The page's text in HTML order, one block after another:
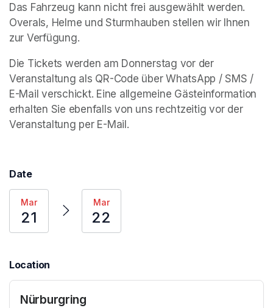
Das Fahrzeug kann nicht frei ausgewählt werden.
Overals, Helme und Sturmhauben stellen wir Ihnen
zur Verfügung.
Die Tickets werden am Donnerstag vor der
Veranstaltung als QR-Code über WhatsApp / SMS /
E-Mail verschickt. Eine allgemeine Gästeinformation
erhalten Sie ebenfalls von uns rechtzeitig vor der
Veranstaltung per E-Mail.
Date
Mar
21
Mar
22
Location
Nürburgring